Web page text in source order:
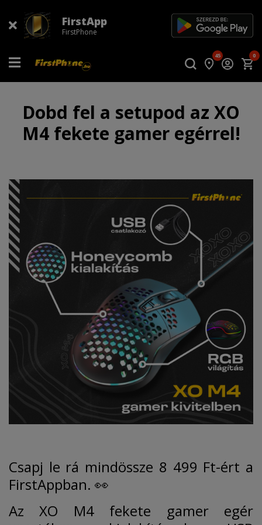
FirstApp
FirstPhone
45 0
Dobd fel a setupod az XO
M4 fekete gamer egérrel!
Csapj le rá mindössze 8 499 Ft-ért a
FirstAppban. 👀
Az XO M4 fekete gamer egér